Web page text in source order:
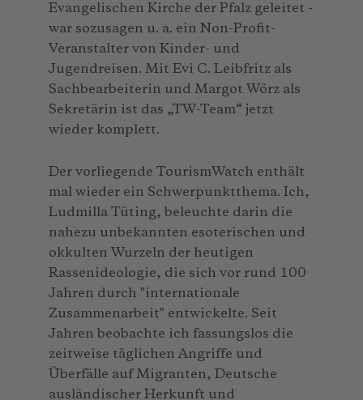
Evangelischen Kirche der Pfalz geleitet -
war sozusagen u. a. ein Non-Profit-
Veranstalter von Kinder- und
Jugendreisen. Mit Evi C. Leibfritz als
Sachbearbeiterin und Margot Wörz als
Sekretärin ist das „TW-Team“ jetzt
wieder komplett.
Der vorliegende TourismWatch enthält
mal wieder ein Schwerpunktthema. Ich,
Ludmilla Tüting, beleuchte darin die
nahezu unbekannten esoterischen und
okkulten Wurzeln der heutigen
Rassenideologie, die sich vor rund 100
Jahren durch "internationale
Zusammenarbeit" entwickelte. Seit
Jahren beobachte ich fassungslos die
zeitweise täglichen Angriffe und
Überfälle auf Migranten, Deutsche
ausländischer Herkunft und